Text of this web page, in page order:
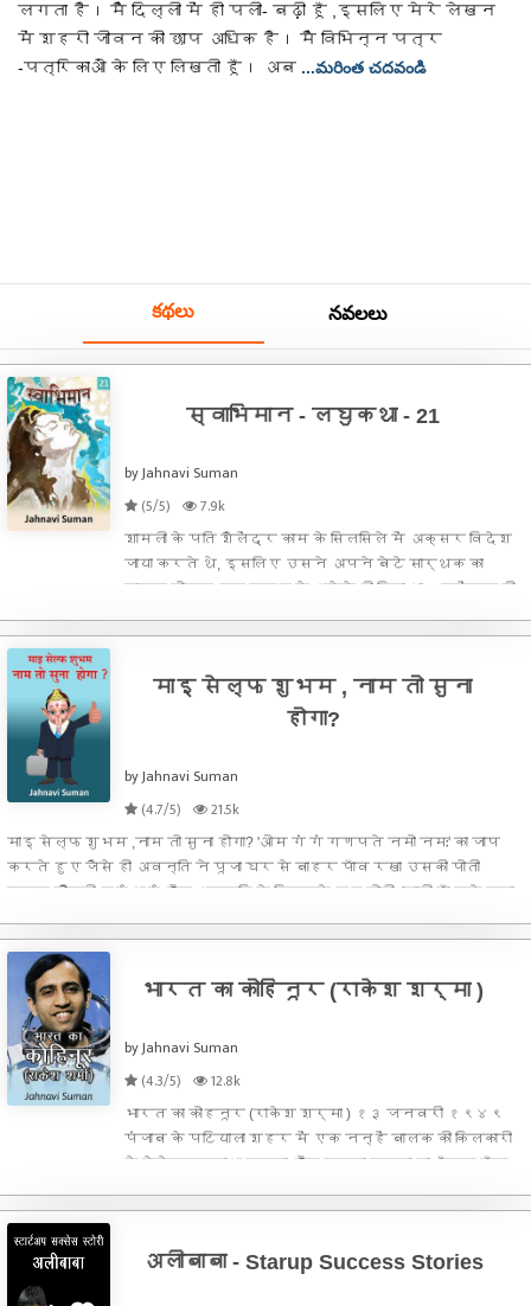
लगता है। मैं दिल्ली में ही पली- बढ़ी हूँ ,इसलिए मेरे लेखन
में शहरी जीवन की छाप अधिक है। मैं विभिन्न पत्र
-पत्रिकाओं के लिए लिखती हूँ। अब ...మరింత చదవండి
కథలు నవలలు
स्वाभिमान - लघुकथा - 21
by Jahnavi Suman
(5/5)
7.9k
शामली के पति शैलेंद्र काम के सिलसिले में अक्सर विदेश
जाया करते थे, इसलिए उसने अपने बेटे सार्थक का
पालन पोषण एक तरह से अकेले ही किया था। शलेंद्र की
रहेगा।
माइ सेल्फ शुभम , नाम तो सुना
होगा?
by Jahnavi Suman
(4.7/5)
21.5k
माइ सेल्फ शुभम ,नाम तो सुना होगा? 'ओम गं गं गणपते नमो नमः' का जाप
करते हुए जैसे ही अवन्ति ने पूजा घर से बाहर पाँव रखा उसकी पोती
खनक दौड़ती हुई आई और अवन्ति से लिपटते हुए बोली, 'दादी माँ मुझे बचा
भारत का कोहिनूर (राकेश शर्मा )
by Jahnavi Suman
(4.3/5)
12.8k
भारत का कोहनूर (राकेश शर्मा ) १३ जनवरी १९४९
पंजाब के पटियाला शहर में एक नन्हें बालक की किलकारी
से देवेन्द्रनाथ शर्मा और तृप्ता शर्मा का आँगन गूँज
थे। वे इस बात से अनजान थे, कि बड़े होने पर एक दिन
अलीबाबा - Starup Success Stories